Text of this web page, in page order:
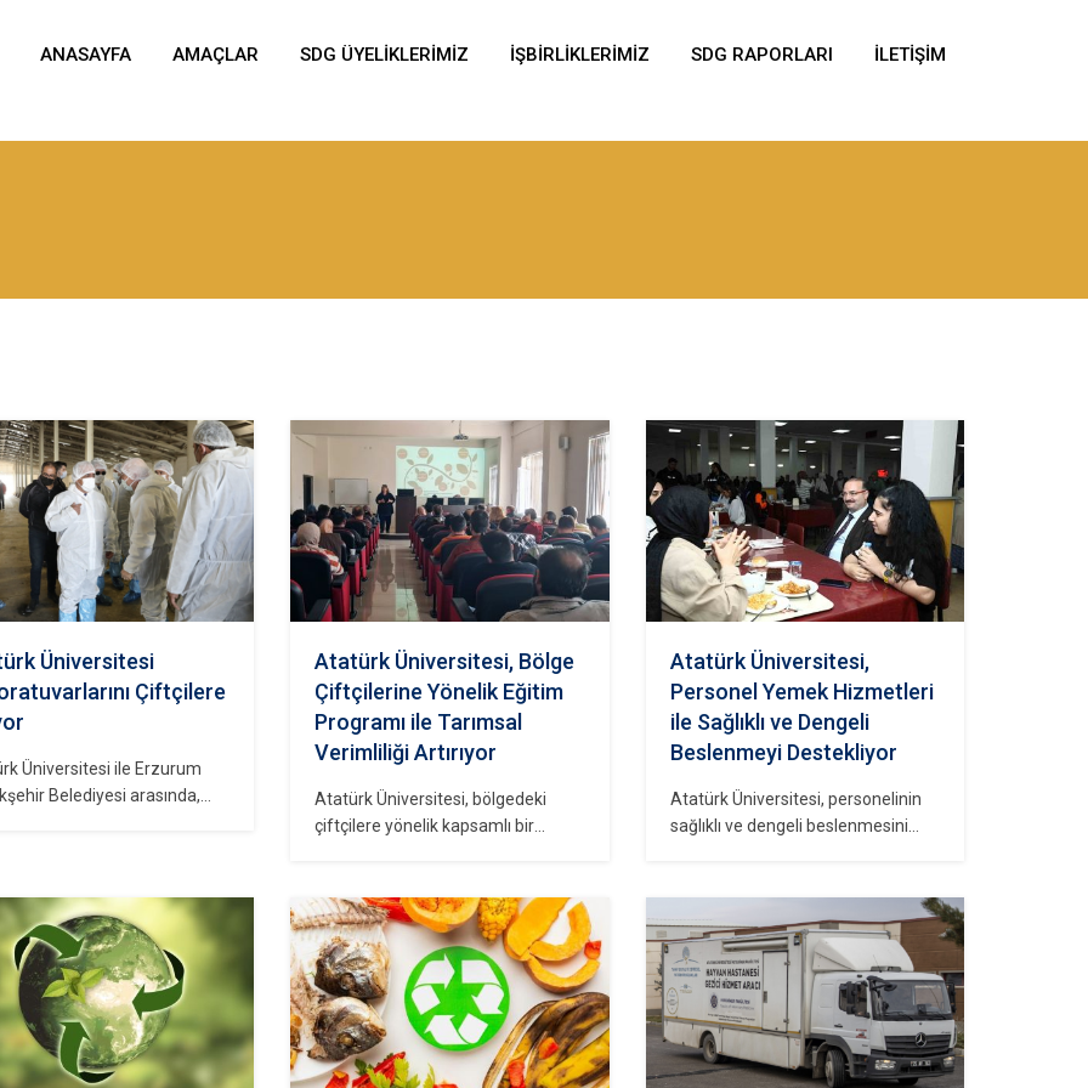
ANASAYFA AMAÇLAR SDG ÜYELIKLERIMIZ İŞBIRLIKLERIMIZ SDG RAPORLARI İLETIŞIM
Üniversitesi
Çiftçilere
Üniversitesi ile Erzurum
Belediyesi arasında,
Anadolu Bölgesinde Embriyo
Elit Damızlık Sürü
Merkezi Kurulum
detayları 2023 yılında
Bu kapsamda, Atatürk
Rektörü Prof. Dr. Ömer
konu ile ilgili görüşmeler
Atatürk Üniversitesi, Bölge
Çiftçilerine Yönelik Eğitim
Programı ile Tarımsal
Verimliliği Artırıyor
Atatürk Üniversitesi, bölgedeki
çiftçilere yönelik kapsamlı bir
hedefliyor. Bu program, çiftçilere
modern tarım teknikleri,
sürdürülebilir tarım uygulamaları ve
verimliliği artıracak stratejiler
hakkında bilgi vermeyi amaçlıyor.
Eğitimler, üniversitenin tarım
fakültesi tarafından düzenleniyor
Atatürk Üniversitesi,
Personel Yemek Hizmetleri
ile Sağlıklı ve Dengeli
Beslenmeyi Destekliyor
Atatürk Üniversitesi, personelinin
sağlıklı ve dengeli beslenmesini
günlük olarak taze ve besleyici
yemeklerin hazırlanmasını
sağlayarak, çalışanların beslenme
ihtiyaçlarını karşılamayı hedefliyor.
Bu hizmet sayesinde, akademik ve
idari personel, iş yerinde sağlıklı